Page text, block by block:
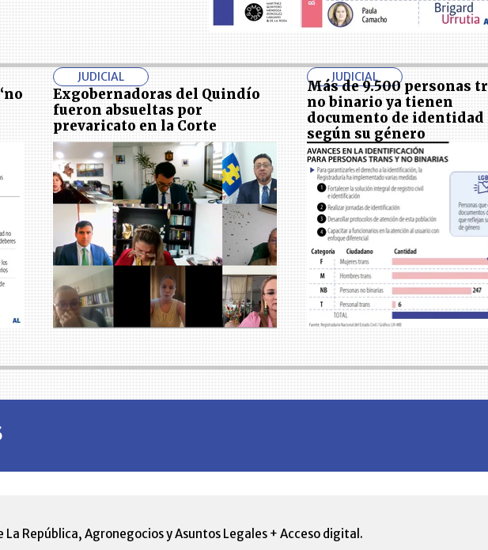
JUDICIAL
Exgobernadoras del Quindío
fueron absueltas por
prevaricato en la Corte
JUDICIAL
Más de 9.500 personas
no binario ya tienen
documento de identidad
según su género
La República, Agronegocios y Asuntos Legales + Acceso digital.